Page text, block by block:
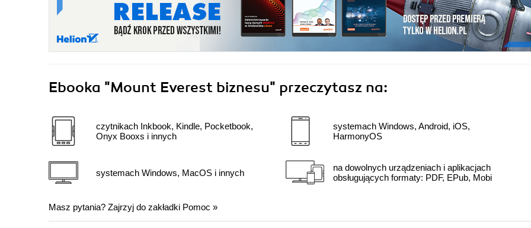
Ebooka "Mount Everest biznesu" przeczytasz na:
czytnikach Inkbook, Kindle, Pocketbook,
Onyx Booxs i innych
systemach Windows, MacOS i innych
systemach Windows, Android, iOS,
HarmonyOS
na dowolnych urządzeniach i aplikacjach
obsługujących formaty: PDF, EPub, Mobi
Masz pytania? Zajrzyj do zakładki Pomoc »